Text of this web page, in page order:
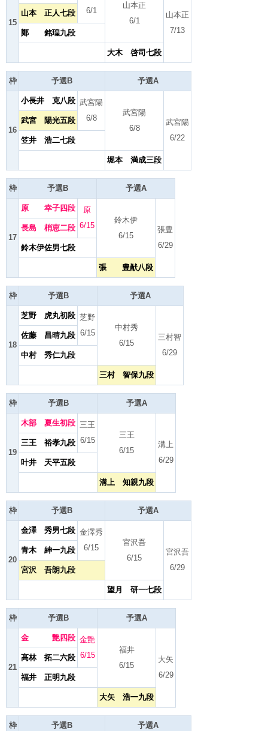
15
6/1
山本正
6/1
山本正
7/13
山本 正人七段
鄭 銘瑝九段
大木 啓司七段
枠 予選B 予選A
16
小長井 克八段 武宮陽
6/8
武宮陽
6/8
武宮陽
6/22
武宮 陽光五段
笠井 浩二七段
堀本 満成三段
枠 予選B 予選A
17
原 幸子四段
原
6/15
鈴木伊
6/15
張豊
6/29
長島 梢恵二段
鈴木伊佐男七段
張 豊猷八段
枠 予選B 予選A
18
芝野 虎丸初段 芝野
6/15
中村秀
6/15
三村智
6/29
佐藤 昌晴九段
中村 秀仁九段
三村 智保九段
枠 予選B 予選A
19
木部 夏生初段 三王
6/15
三王
6/15
溝上
6/29
三王 裕孝九段
叶井 天平五段
溝上 知親九段
枠 予選B 予選A
20
金澤 秀男七段 金澤秀
6/15
宮沢吾
6/15
宮沢吾
6/29
青木 紳一九段
宮沢 吾朗九段
望月 研一七段
枠 予選B 予選A
21
金 艶四段 金艶
6/15
福井
6/15
大矢
6/29
高林 拓二六段
福井 正明九段
大矢 浩一九段
枠 予選B 予選A